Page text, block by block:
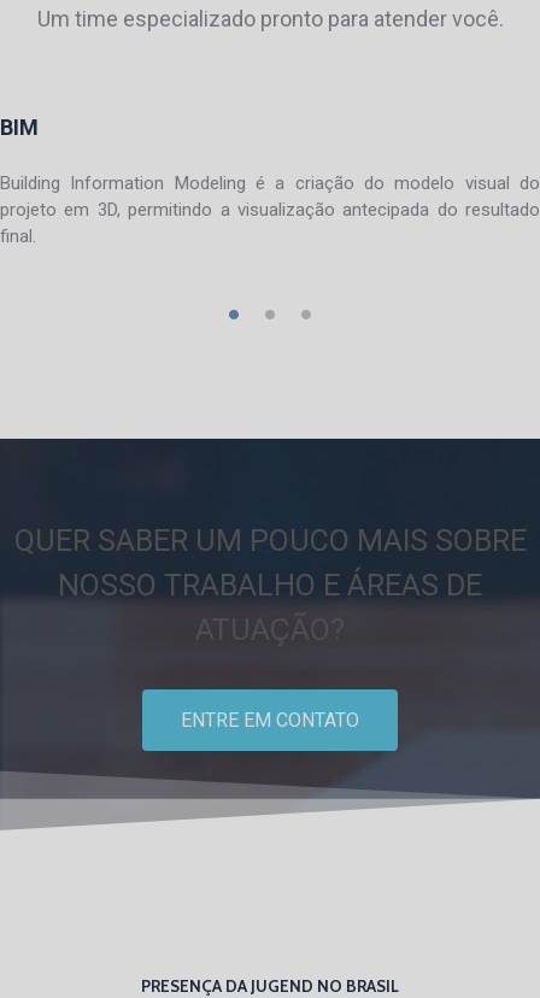
Um time especializado pronto para atender você.
BIM
Building Information Modeling é a criação do modelo visual do
projeto em 3D, permitindo a visualização antecipada do resultado
final.
QUER SABER UM POUCO MAIS SOBRE
NOSSO TRABALHO E ÁREAS DE
ATUAÇÃO?
ENTRE EM CONTATO
PRESENÇA DA JUGEND NO BRASIL